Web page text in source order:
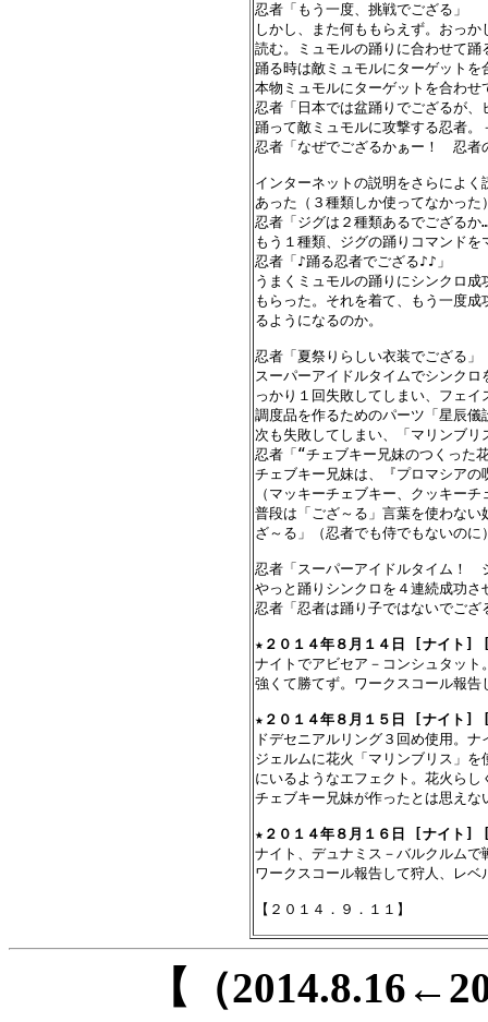
忍者「もう一度、挑戦でござる」
しかし、また何ももらえず。おっ
読む。ミュモルの踊りに合わせて
踊る時は敵ミュモルにターゲット
本物ミュモルにターゲットを合わ
忍者「日本では盆踊りでござるが
踊って敵ミュモルに攻撃する忍者
忍者「なぜでござるかぁー！　忍
インターネットの説明をさらによ
あった（３種類しか使ってなかった
忍者「ジグは２種類あるでござる
もう１種類、ジグの踊りコマンド
忍者「♪踊る忍者でござる♪♪」
うまくミュモルの踊りにシンクロ
もらった。それを着て、もう一度
るようになるのか。
忍者「夏祭りらしい衣装でござる」
スーパーアイドルタイムでシンク
っかり１回失敗してしまい、フェイ
調度品を作るためのパーツ「星辰儀
次も失敗してしまい、「マリンブ
忍者「“チェブキー兄妹のつくった
チェブキー兄妹は、『プロマシア
（マッキーチェブキー、クッキー
普段は「ござ～る」言葉を使わな
ざ～る」（忍者でも侍でもないのに
忍者「スーパーアイドルタイム！
やっと踊りシンクロを４連続成功
忍者「忍者は踊り子ではないでご
★ ２０１４年８月１４日 [ナイ
ナイトでアビセア－コンシュタッ
強くて勝てず。ワークスコール報
★ ２０１４年８月１５日 [ナイト
ドデセニアルリング３回め使用。
ジェルムに花火「マリンブリス」
にいるようなエフェクト。花火ら
チェブキー兄妹が作ったとは思えな
★ ２０１４年８月１６日 [ナイ
ナイト、デュナミス－バルクルム
ワークスコール報告して狩人、レベ
【（